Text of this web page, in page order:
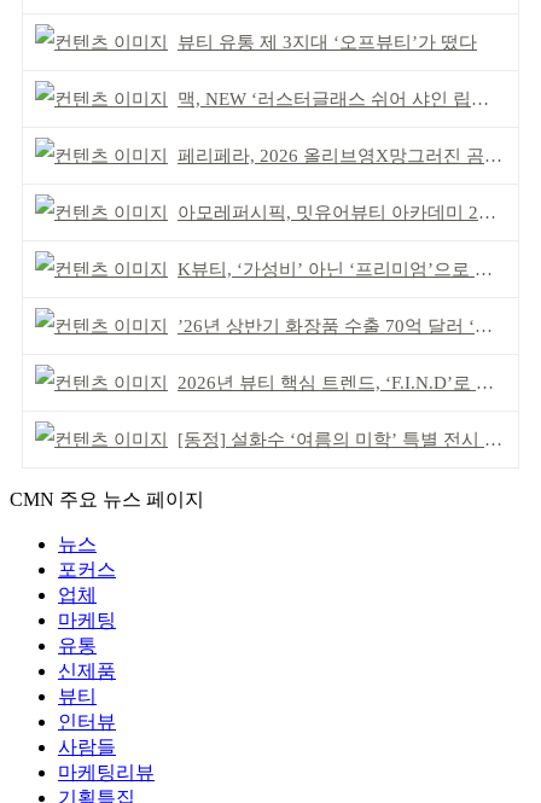
뷰티 유통 제 3지대 ‘오프뷰티’가 떴다
맥, NEW ‘러스터글래스 쉬어 샤인 립스틱’ 출시
페리페라, 2026 올리브영X망그러진 곰 콜라보
아모레퍼시픽, 밋유어뷰티 아카데미 2기 발대식
K뷰티, ‘가성비’ 아닌 ‘프리미엄’으로 승부걸어야
’26년 상반기 화장품 수출 70억 달러 ‘역대 최고’
2026년 뷰티 핵심 트렌드, ‘F.I.N.D’로 읽는다
[동정] 설화수 ‘여름의 미학’ 특별 전시 개최
CMN 주요 뉴스 페이지
뉴스
포커스
업체
마케팅
유통
신제품
뷰티
인터뷰
사람들
마케팅리뷰
기획특집